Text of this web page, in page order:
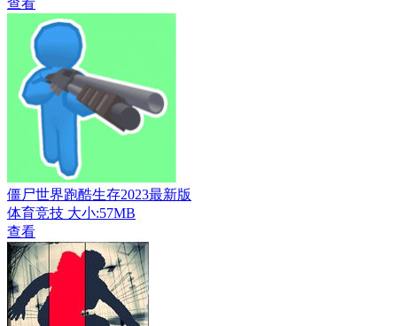
僵尸世界跑酷生存2023最新版
体育竞技 大小:57MB
查看